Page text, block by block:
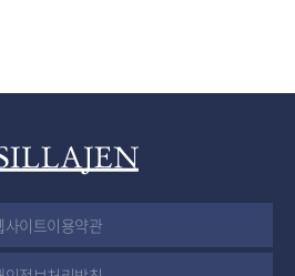
사이트이용약관